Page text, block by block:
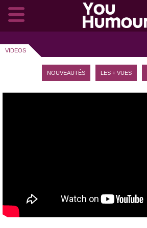
VIDEOS
NOUVEAUTÉS LES + VUES